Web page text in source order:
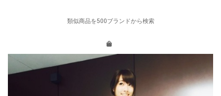
類似商品を500ブランドから検索